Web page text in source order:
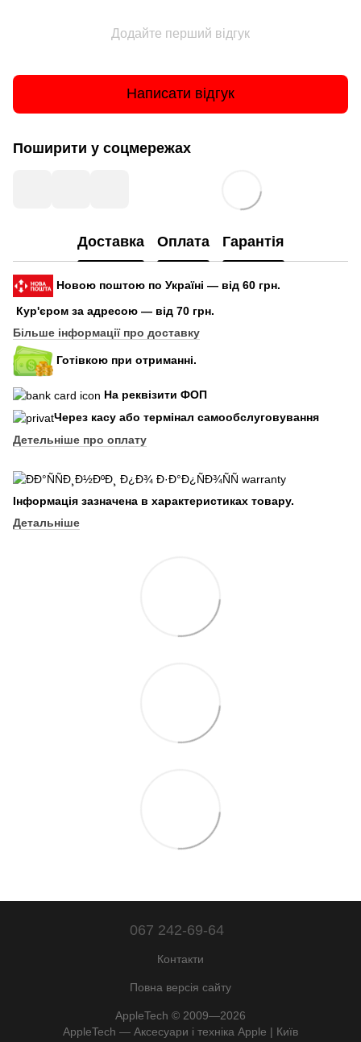
Додайте перший відгук
Написати відгук
Поширити у соцмережах
Доставка Оплата Гарантія
Новою поштою по Україні — від 60 грн.
Кур'єром за адресою — від 70 грн.
Більше інформації про доставку
Готівкою при отриманні.
На реквізити ФОП
Через касу або термінал самообслуговування
Детельніше про оплату
Інформація зазначена в характеристиках товару.
Детальніше
067 242-69-64
Контакти
Повна версія сайту
AppleTech © 2009—2026
AppleTech — Аксесуари і техніка Apple | Київ